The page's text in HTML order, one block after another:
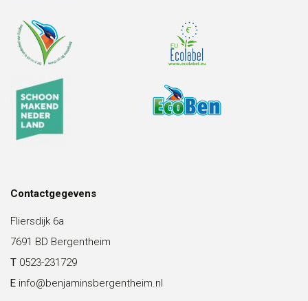
Contactgegevens
Fliersdijk 6a
7691 BD Bergentheim
T 0523-231729
E info@benjaminsbergentheim.nl